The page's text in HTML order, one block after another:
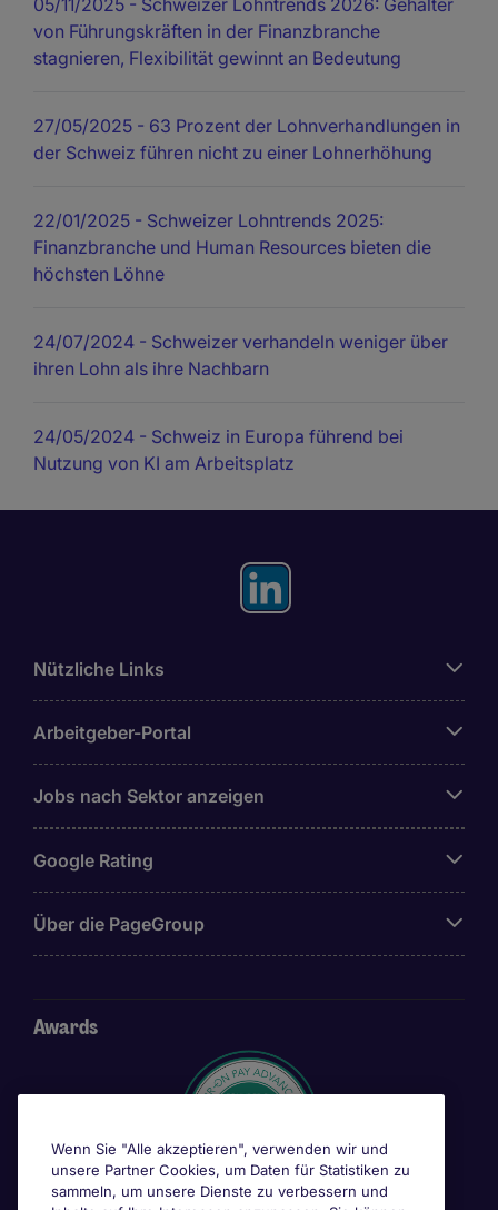
von Führungskräften in der Finanzbranche
stagnieren, Flexibilität gewinnt an Bedeutung
27/05/2025 - 63 Prozent der Lohnverhandlungen in
der Schweiz führen nicht zu einer Lohnerhöhung
22/01/2025 - Schweizer Lohntrends 2025:
Finanzbranche und Human Resources bieten die
höchsten Löhne
24/07/2024 - Schweizer verhandeln weniger über
ihren Lohn als ihre Nachbarn
24/05/2024 - Schweiz in Europa führend bei
Nutzung von KI am Arbeitsplatz
Nützliche Links
Arbeitgeber-Portal
Jobs nach Sektor anzeigen
Google Rating
Über die PageGroup
Awards
Wenn Sie "Alle akzeptieren", verwenden wir und
unsere Partner Cookies, um Daten für Statistiken zu
sammeln, um unsere Dienste zu verbessern und